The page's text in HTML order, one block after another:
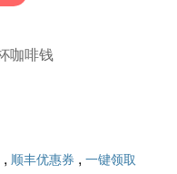
咖啡钱
, 顺丰优惠券 , 一键领取